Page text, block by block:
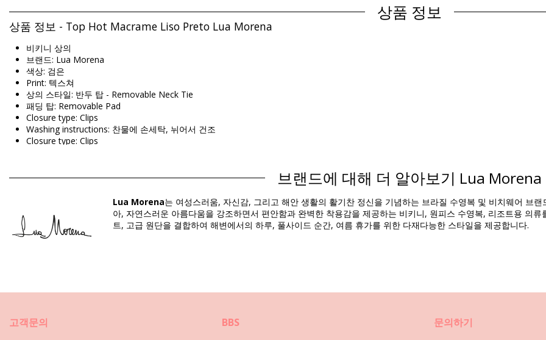
상품 정보
상품 정보 - Top Hot Macrame Liso Preto Lua Morena
비키니 상의
브랜드: Lua Morena
색상: 검은
Print: 텍스쳐
상의 스타일: 반두 탑 - Removable Neck Tie
패딩 탑: Removable Pad
Closure type: Clips
Washing instructions: 찬물에 손세탁, 뉘어서 건조
Closure type: Clips
Composition
Composition: 84% Polyamide, 16% Elastane
Lining: 88% Polyamide, 12% Elastane
SKU: 1981123150
중량: 55g / 0.12lb / 1.94oz
브랜드에 대해 더 알아보기 Lua Morena
Lua Morena는 여성스러움, 자신감, 그리고 해안 생활의 활기찬 정신을 기념하는 브라질 수영복 및 비치웨어 브
아, 자연스러운 아름다움을 강조하면서 편안함과 완벽한 착용감을 제공하는 비키니, 원피스 수영복, 리조트용 의
트, 고급 원단을 결합하여 해변에서의 하루, 풀사이드 순간, 여름 휴가를 위한 다재다능한 스타일을 제공합니다.
고객문의 BBS 문의하기